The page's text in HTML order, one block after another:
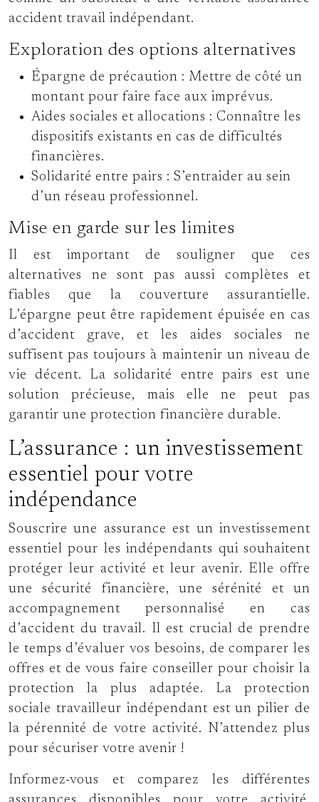
accident travail indépendant.
Exploration des options alternatives
Épargne de précaution : Mettre de côté un
montant pour faire face aux imprévus.
Aides sociales et allocations : Connaître les
dispositifs existants en cas de difficultés
financières.
Solidarité entre pairs : S’entraider au sein
d’un réseau professionnel.
Mise en garde sur les limites
Il est important de souligner que ces
alternatives ne sont pas aussi complètes et
fiables que la couverture assurantielle.
L’épargne peut être rapidement épuisée en cas
d’accident grave, et les aides sociales ne
suffisent pas toujours à maintenir un niveau de
vie décent. La solidarité entre pairs est une
solution précieuse, mais elle ne peut pas
garantir une protection financière durable.
L’assurance : un investissement
essentiel pour votre
indépendance
Souscrire une assurance est un investissement
essentiel pour les indépendants qui souhaitent
protéger leur activité et leur avenir. Elle offre
une sécurité financière, une sérénité et un
accompagnement personnalisé en cas
d’accident du travail. Il est crucial de prendre
le temps d’évaluer vos besoins, de comparer les
offres et de vous faire conseiller pour choisir la
protection la plus adaptée. La protection
sociale travailleur indépendant est un pilier de
la pérennité de votre activité. N’attendez plus
pour sécuriser votre avenir !
Informez-vous et comparez les différentes